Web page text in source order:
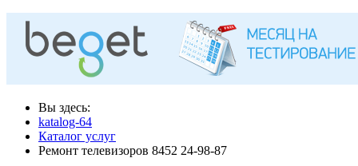
Вы здесь:
katalog-64
Каталог услуг
Ремонт телевизоров 8452 24-98-87